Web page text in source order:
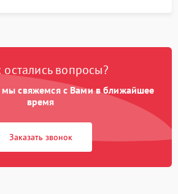
остались вопросы?
мы свяжемся с Вами в ближайшее
время
Заказать звонок